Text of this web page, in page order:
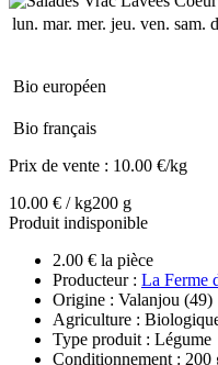
lun. mar. mer. jeu. ven. sam.
Bio européen
Bio français
Prix de vente : 10.00 €/kg
10.00 € / kg200 g
Produit indisponible
2.00 € la pièce
Producteur : La Ferme
Origine : Valanjou (49)
Agriculture :
Type produit : Légume
Conditionnement : 200